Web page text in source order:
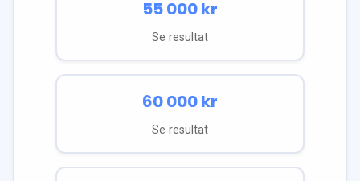
55 000kr
Se resultat
60 000kr
Se resultat